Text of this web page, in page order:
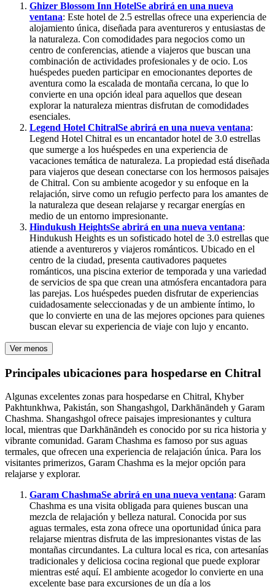
Ghizer Blossom Inn HotelSe abrirá en una nueva
ventana: Este hotel de 2.5 estrellas ofrece una experiencia de
alojamiento única, diseñada para aventureros y entusiastas de
la naturaleza. Con comodidades para negocios como un
centro de conferencias, atiende a viajeros que buscan una
combinación de actividades profesionales y de ocio. Los
huéspedes pueden participar en emocionantes deportes de
aventura como la escalada de montaña cercana, lo que lo
convierte en una opción ideal para aquellos que desean
explorar la naturaleza mientras disfrutan de comodidades
esenciales.
Legend Hotel ChitralSe abrirá en una nueva ventana:
Legend Hotel Chitral es un encantador hotel de 3.0 estrellas
que sumerge a los huéspedes en una experiencia de
vacaciones temática de naturaleza. La propiedad está diseñada
para viajeros que desean conectarse con los hermosos paisajes
de Chitral. Con su ambiente acogedor y su enfoque en la
relajación, sirve como un refugio perfecto para los amantes de
la naturaleza que desean relajarse y recargar energías en
medio de un entorno impresionante.
Hindukush HeightsSe abrirá en una nueva ventana:
Hindukush Heights es un sofisticado hotel de 3.0 estrellas que
atiende a aventureros y viajeros románticos. Ubicado en el
centro de la ciudad, presenta cautivadores paquetes
románticos, una piscina exterior de temporada y una variedad
de servicios de spa que crean una atmósfera encantadora para
las parejas. Los huéspedes pueden disfrutar de experiencias
cuidadosamente seleccionadas y de un ambiente íntimo, lo
que lo convierte en una de las mejores opciones para quienes
buscan elevar su experiencia de viaje con lujo y encanto.
Ver menos
Principales ubicaciones para hospedarse en Chitral
Algunas excelentes zonas para hospedarse en Chitral, Khyber
Pakhtunkhwa, Pakistán, son Shangashgol, Darkhānāndeh y Garam
Chashma. Shangashgol ofrece paisajes impresionantes y cultura
local, mientras que Darkhānāndeh es conocido por su rica historia y
vibrante comunidad. Garam Chashma es famoso por sus aguas
termales, que ofrecen una experiencia de relajación única. Para los
visitantes primerizos, Garam Chashma es la mejor opción para
relajarse y explorar.
Garam ChashmaSe abrirá en una nueva ventana: Garam
Chashma es una visita obligada para quienes buscan una
mezcla de relajación y belleza natural. Conocida por sus
aguas termales, esta zona ofrece una oportunidad única para
relajarse mientras disfruta de las impresionantes vistas de las
montañas circundantes. La cultura local es rica, con artesanías
tradicionales y deliciosa cocina regional que puede explorar
mientras esté aquí. El ambiente acogedor lo convierte en una
excelente base para excursiones de un día a los